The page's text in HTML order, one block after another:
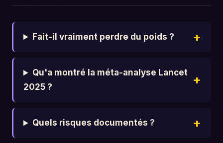
Fait-il vraiment perdre du poids ?
Qu'a montré la méta-analyse Lancet
2025 ?
Quels risques documentés ?